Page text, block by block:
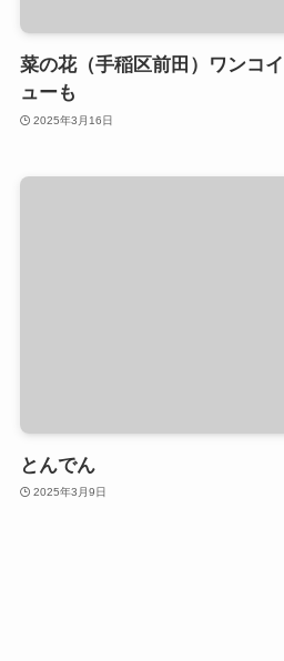
菜の花（手稲区前田）ワンコ
ューも
2025年3月16日
とんでん
2025年3月9日